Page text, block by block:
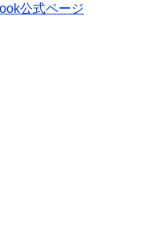
公式ページ